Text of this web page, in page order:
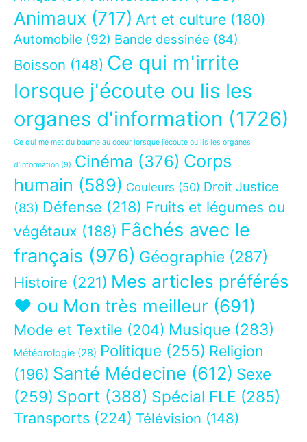
Animaux (717) Art et culture (180)
Automobile (92) Bande dessinée (84)
Boisson (148) Ce qui m'irrite
lorsque j'écoute ou lis les
organes d'information (1726)
Ce qui me met du baume au coeur lorsque j’écoute ou lis les organes
d’information (9) Cinéma (376) Corps
humain (589) Couleurs (50) Droit Justice
(83) Défense (218) Fruits et légumes ou
végétaux (188) Fâchés avec le
français (976) Géographie (287)
Histoire (221) Mes articles préférés
❤ ou Mon très meilleur (691)
Mode et Textile (204) Musique (283)
Météorologie (28) Politique (255) Religion
(196) Santé Médecine (612) Sexe
(259) Sport (388) Spécial FLE (285)
Transports (224) Télévision (148)